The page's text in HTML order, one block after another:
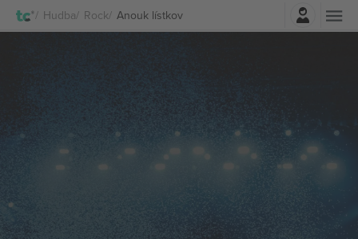
Hudba Rock Anouk lístkov